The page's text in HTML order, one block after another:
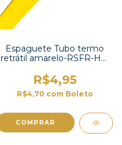
Espaguete Tubo termo
retrátil amarelo-RSFR-HT-
R$4,95
R$4,70 com Boleto
COMPRAR